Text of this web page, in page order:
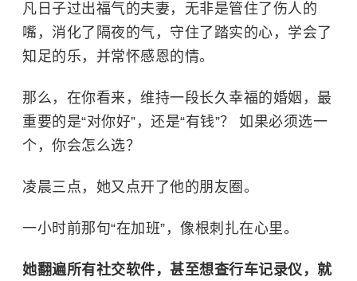
凡日子过出福气的夫妻，无非是管住了伤人的
嘴，消化了隔夜的气，守住了踏实的心，学会了
知足的乐，并常怀感恩的情。
那么，在你看来，维持一段长久幸福的婚姻，最
重要的是“对你好”，还是“有钱”？ 如果必须选一
个，你会怎么选？
凌晨三点，她又点开了他的朋友圈。
一小时前那句“在加班”，像根刺扎在心里。
她翻遍所有社交软件，甚至想查行车记录仪，就